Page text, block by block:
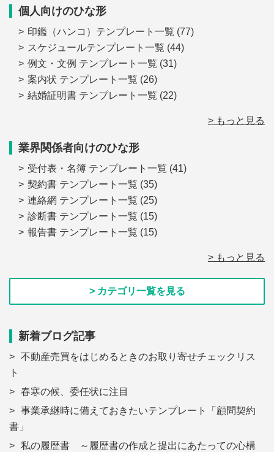
個人向けのひな形
印鑑（ハンコ）テンプレート一覧 (77)
スケジュールテンプレート一覧 (44)
例文・文例 テンプレート一覧 (31)
案内状 テンプレート一覧 (26)
結婚証明書 テンプレート一覧 (22)
> もっと見る
業界関係者向けのひな形
受付表・名簿 テンプレート一覧 (41)
契約書 テンプレート一覧 (35)
連絡網 テンプレート一覧 (25)
診断書 テンプレート一覧 (15)
報告書 テンプレート一覧 (15)
> もっと見る
> カテゴリ一覧を見る
新着ブログ記事
不動産売買をはじめるときのお取り寄せチェックリス
ト
春寒の候、委任状に注目
事業承継時に備えておきたいテンプレート「顧問契約
書」
私の履歴書 ～履歴書の作成と提出にあたっての心構